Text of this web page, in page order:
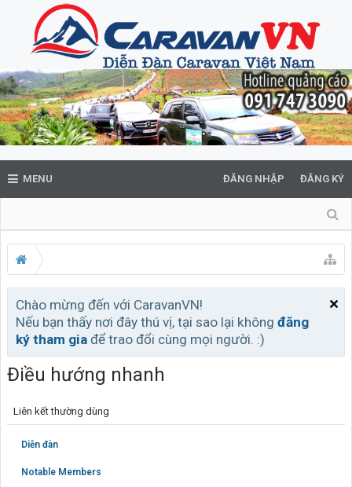
MENU ĐĂNG NHẬP ĐĂNG KÝ
Chào mừng đến với CaravanVN!
Nếu bạn thấy nơi đây thú vị, tại sao lại không đăng
ký tham gia để trao đổi cùng mọi người. :)
Điều hướng nhanh
Liên kết thường dùng
Diễn đàn
Notable Members